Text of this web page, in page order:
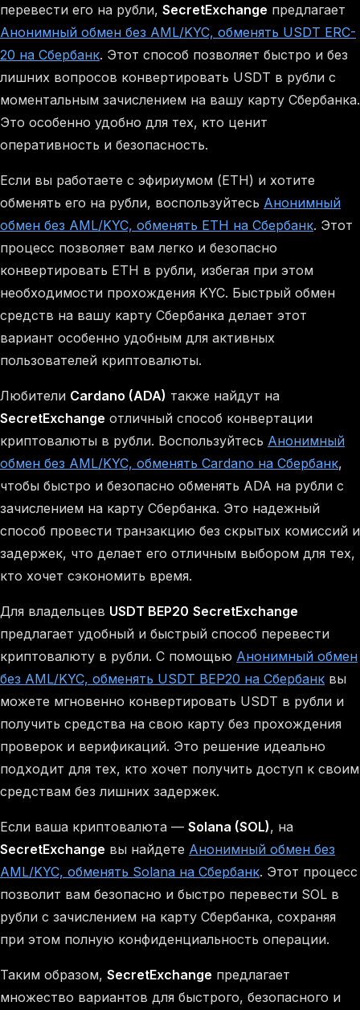
перевести его на рубли, SecretExchange предлагает
Анонимный обмен без AML/KYC, обменять USDT ERC-
20 на Сбербанк. Этот способ позволяет быстро и без
лишних вопросов конвертировать USDT в рубли с
моментальным зачислением на вашу карту Сбербанка.
Это особенно удобно для тех, кто ценит
оперативность и безопасность.
Если вы работаете с эфириумом (ETH) и хотите
обменять его на рубли, воспользуйтесь Анонимный
обмен без AML/KYC, обменять ETH на Сбербанк. Этот
процесс позволяет вам легко и безопасно
конвертировать ETH в рубли, избегая при этом
необходимости прохождения KYC. Быстрый обмен
средств на вашу карту Сбербанка делает этот
вариант особенно удобным для активных
пользователей криптовалюты.
Любители Cardano (ADA) также найдут на
SecretExchange отличный способ конвертации
криптовалюты в рубли. Воспользуйтесь Анонимный
обмен без AML/KYC, обменять Cardano на Сбербанк,
чтобы быстро и безопасно обменять ADA на рубли с
зачислением на карту Сбербанка. Это надежный
способ провести транзакцию без скрытых комиссий и
задержек, что делает его отличным выбором для тех,
кто хочет сэкономить время.
Для владельцев USDT BEP20 SecretExchange
предлагает удобный и быстрый способ перевести
криптовалюту в рубли. С помощью Анонимный обмен
без AML/KYC, обменять USDT BEP20 на Сбербанк вы
можете мгновенно конвертировать USDT в рубли и
получить средства на свою карту без прохождения
проверок и верификаций. Это решение идеально
подходит для тех, кто хочет получить доступ к своим
средствам без лишних задержек.
Если ваша криптовалюта — Solana (SOL), на
SecretExchange вы найдете Анонимный обмен без
AML/KYC, обменять Solana на Сбербанк. Этот процесс
позволит вам безопасно и быстро перевести SOL в
рубли с зачислением на карту Сбербанка, сохраняя
при этом полную конфиденциальность операции.
Таким образом, SecretExchange предлагает
множество вариантов для быстрого, безопасного и